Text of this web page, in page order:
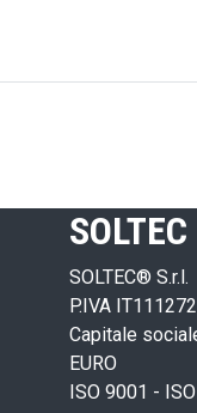
SOLTEC
SOLTEC® S.r.l.
P.IVA
Capitale
EURO
ISO 9001 -